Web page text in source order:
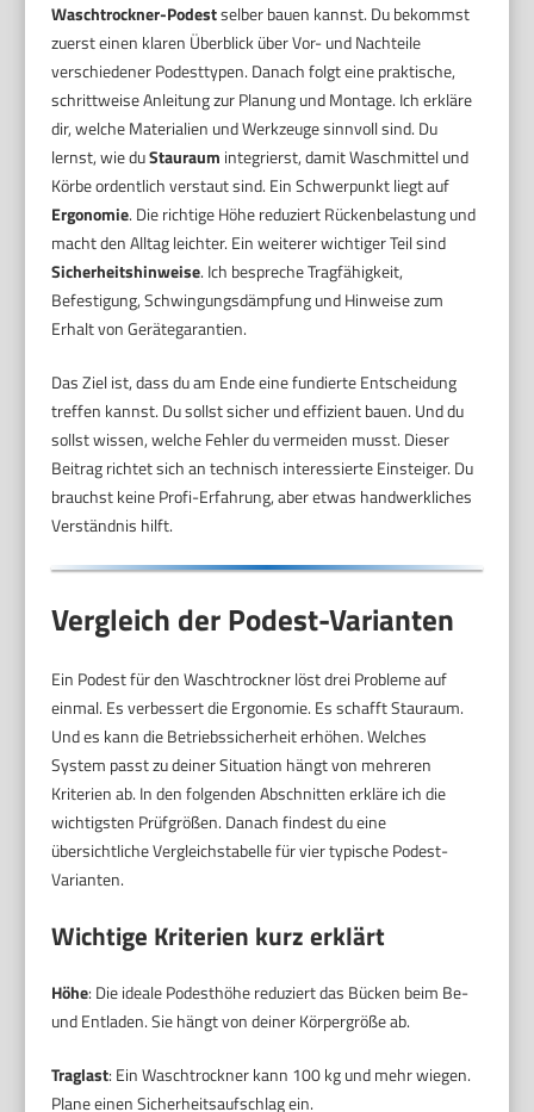
Waschtrockner-Podestselber bauen kannst. Du bekommst
zuerst einen klaren Überblick über Vor- und Nachteile
verschiedener Podesttypen. Danach folgt eine praktische,
schrittweise Anleitung zur Planung und Montage. Ich erkläre
dir, welche Materialien und Werkzeuge sinnvoll sind. Du
lernst, wie duStauraum integrierst, damit Waschmittel und
Körbe ordentlich verstaut sind. Ein Schwerpunkt liegt auf
Ergonomie. Die richtige Höhe reduziert Rückenbelastung und
macht den Alltag leichter. Ein weiterer wichtiger Teil sind
Sicherheitshinweise. Ich bespreche Tragfähigkeit,
Befestigung, Schwingungsdämpfung und Hinweise zum
Erhalt von Gerätegarantien.
Das Ziel ist, dass du am Ende eine fundierte Entscheidung
treffen kannst. Du sollst sicher und effizient bauen. Und du
sollst wissen, welche Fehler du vermeiden musst. Dieser
Beitrag richtet sich an technisch interessierte Einsteiger. Du
brauchst keine Profi-Erfahrung, aber etwas handwerkliches
Verständnis hilft.
Vergleich der Podest-Varianten
Ein Podest für den Waschtrockner löst drei Probleme auf
einmal. Es verbessert die Ergonomie. Es schafft Stauraum.
Und es kann die Betriebssicherheit erhöhen. Welches
System passt zu deiner Situation hängt von mehreren
Kriterien ab. In den folgenden Abschnitten erkläre ich die
wichtigsten Prüfgrößen. Danach findest du eine
übersichtliche Vergleichstabelle für vier typische Podest-
Varianten.
Wichtige Kriterien kurz erklärt
Höhe: Die ideale Podesthöhe reduziert das Bücken beim Be-
und Entladen. Sie hängt von deiner Körpergröße ab.
Traglast: Ein Waschtrockner kann 100 kg und mehr wiegen.
Plane einen Sicherheitsaufschlag ein.